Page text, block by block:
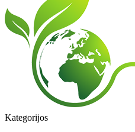
Kategorijos